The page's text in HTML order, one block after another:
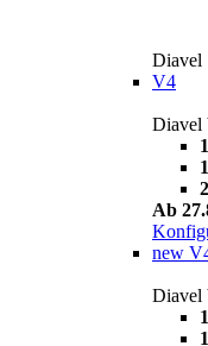
Diavel
V4
Diavel
Ab
new
Diavel